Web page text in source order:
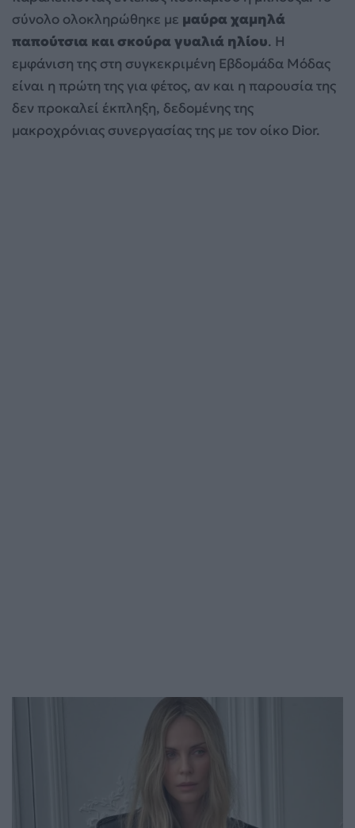
σύνολο ολοκληρώθηκε με μαύρα χαμηλά
παπούτσια και σκούρα γυαλιά ηλίου. Η
εμφάνιση της στη συγκεκριμένη Εβδομάδα Μόδας
είναι η πρώτη της για φέτος, αν και η παρουσία της
δεν προκαλεί έκπληξη, δεδομένης της
μακροχρόνιας συνεργασίας της με τον οίκο Dior.